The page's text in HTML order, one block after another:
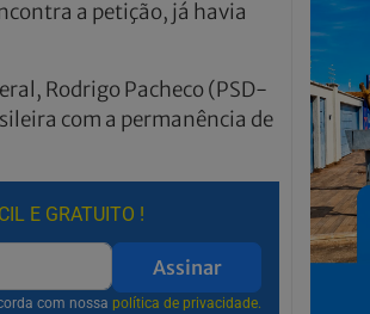
a petição, já havia
Rodrigo Pacheco (PSD-
com a permanência de
E GRATUITO !
Assinar
com nossa política de privacidade.